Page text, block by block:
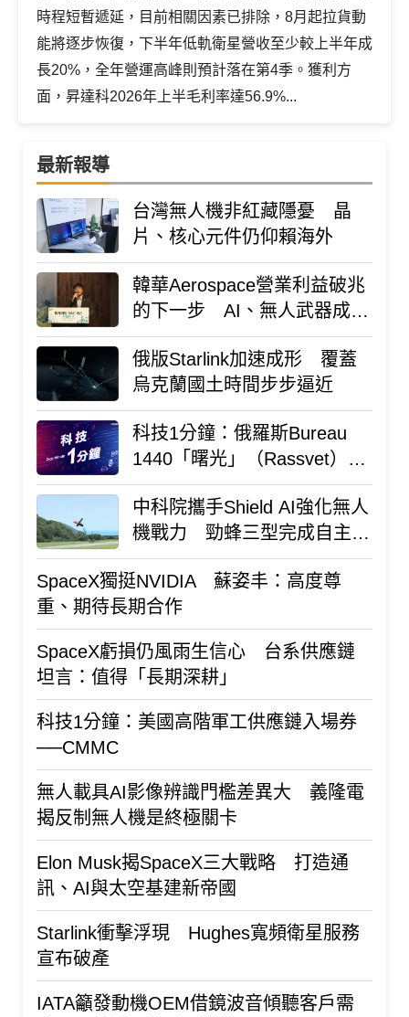
時程短暫遞延，目前相關因素已排除，8月起拉貨動
能將逐步恢復，下半年低軌衛星營收至少較上半年成
長20%，全年營運高峰則預計落在第4季。獲利方
面，昇達科2026年上半毛利率達56.9%...
最新報導
台灣無人機非紅藏隱憂 晶
片、核心元件仍仰賴海外
韓華Aerospace營業利益破兆
的下一步 AI、無人武器成關
鍵
俄版Starlink加速成形 覆蓋
烏克蘭國土時間步步逼近
科技1分鐘：俄羅斯Bureau
1440「曙光」（Rassvet）衛
星星座
中科院攜手Shield AI強化無人
機戰力 勁蜂三型完成自主飛
行任務
SpaceX獨挺NVIDIA 蘇姿丰：高度尊
重、期待長期合作
SpaceX虧損仍風雨生信心 台系供應鏈
坦言：值得「長期深耕」
科技1分鐘：美國高階軍工供應鏈入場券
──CMMC
無人載具AI影像辨識門檻差異大 義隆電
揭反制無人機是終極關卡
Elon Musk揭SpaceX三大戰略 打造通
訊、AI與太空基建新帝國
Starlink衝擊浮現 Hughes寬頻衛星服務
宣布破產
IATA籲發動機OEM借鏡波音傾聽客戶需